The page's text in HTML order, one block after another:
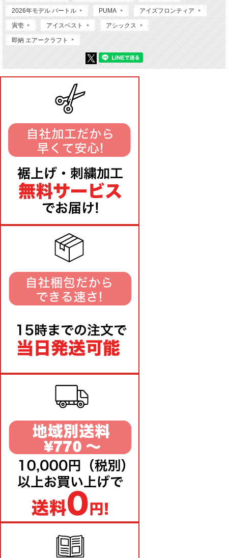
2026年モデル バートル PUMA アイズフロンティア
寅壱 アイスベスト アシックス
即納 エアークラフト